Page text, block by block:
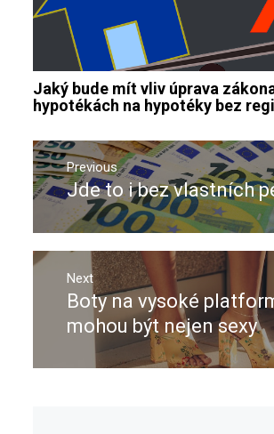
Jaký bude mít vliv úprava
hypotékách na hypotéky bez
Navigace
pro
příspěvek
Previous
Previous
post:
Jde to i bez vlastních
Next
Next
post:
Boty na vysoké
mohou být nejen sexy